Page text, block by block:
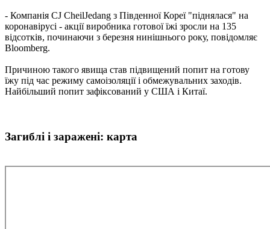
- Компанія CJ CheilJedang з Південної Кореї "піднялася" на
коронавірусі - акції виробника готової їжі зросли на 135
відсотків, починаючи з березня нинішнього року, повідомляє
Bloomberg.
Причиною такого явища став підвищений попит на готову
їжу під час режиму самоізоляції і обмежувальних заходів.
Найбільший попит зафіксований у США і Китаї.
Загиблі і заражені: карта